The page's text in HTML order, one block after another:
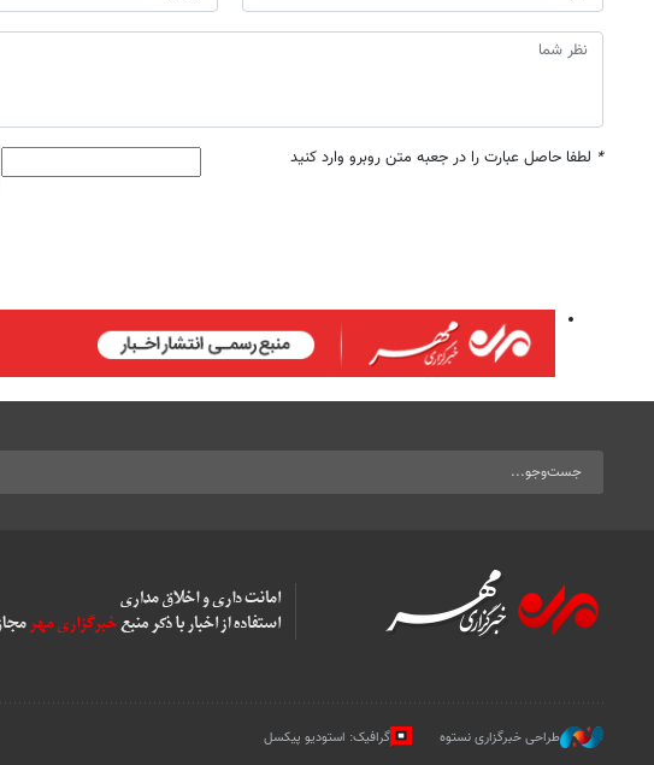
* لطفا حاصل عبارت را در جعبه متن روبرو وارد کنید
طراحی خبرگزاری نستوه گرافیک: استودیو پیکسل